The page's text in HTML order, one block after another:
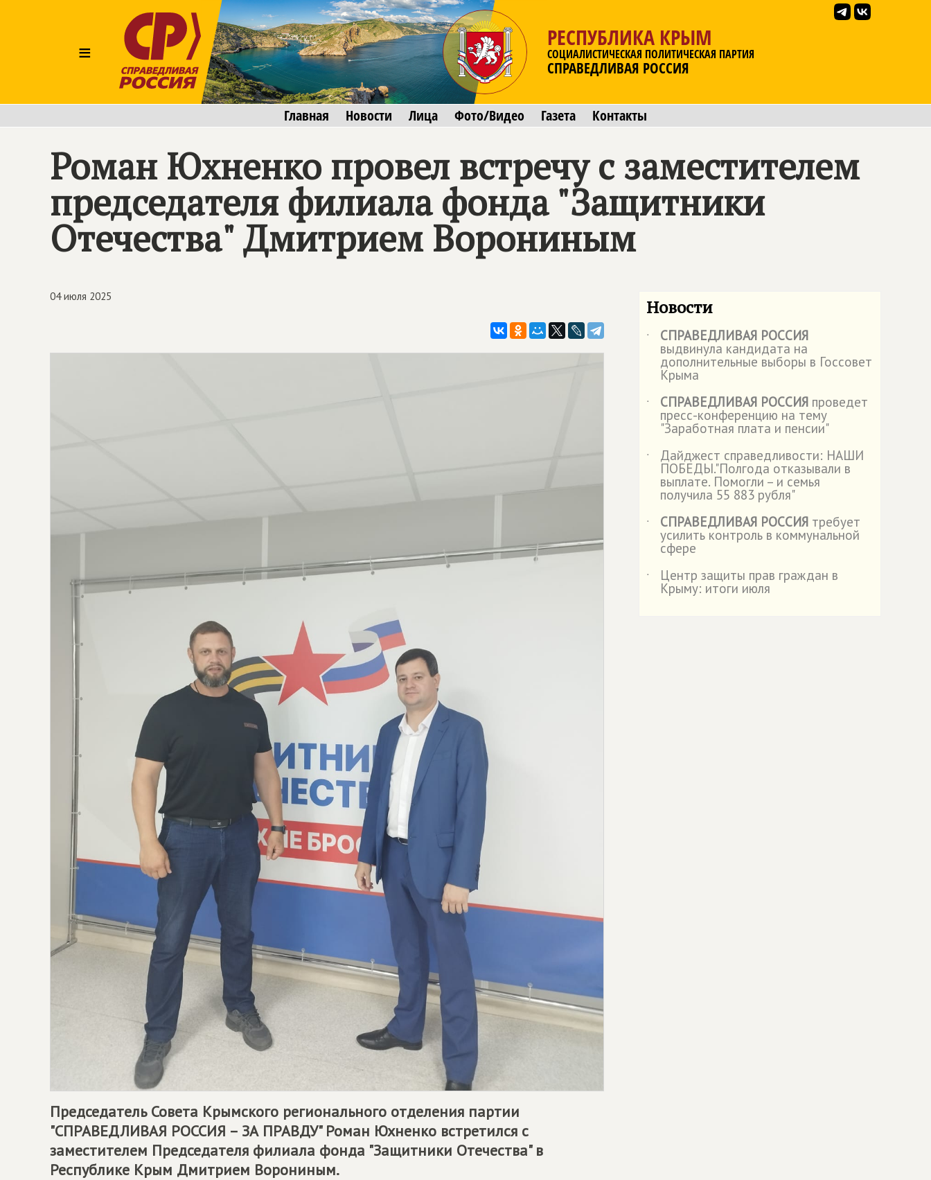
≡
РЕСПУБЛИКА КРЫМ
СОЦИАЛИСТИЧЕСКАЯ ПОЛИТИЧЕСКАЯ ПАРТИЯ
СПРАВЕДЛИВАЯ РОССИЯ
Главная Новости Лица Фото/Видео Газета Контакты
Роман Юхненко провел встречу с заместителем
председателя филиала фонда "Защитники
Отечества" Дмитрием Ворониным
04 июля 2025
Председатель Совета Крымского регионального отделения партии
"СПРАВЕДЛИВАЯ РОССИЯ – ЗА ПРАВДУ" Роман Юхненко встретился с
заместителем Председателя филиала фонда "Защитники Отечества" в
Республике Крым Дмитрием Ворониным.
Новости
˙ СПРАВЕДЛИВАЯ РОССИЯ
выдвинула кандидата на
дополнительные выборы в Госсовет
Крыма
˙
СПРАВЕДЛИВАЯ РОССИЯ проведет
пресс-конференцию на тему
"Заработная плата и пенсии"
˙
Дайджест справедливости: НАШИ
ПОБЕДЫ."Полгода отказывали в
выплате. Помогли – и семья
получила 55 883 рубля"
˙
СПРАВЕДЛИВАЯ РОССИЯ требует
усилить контроль в коммунальной
сфере
˙
Центр защиты прав граждан в
Крыму: итоги июля